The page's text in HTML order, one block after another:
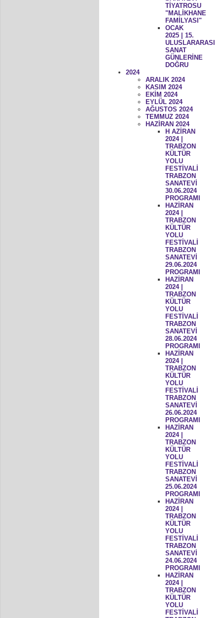
TİYATROSU
"MALİKHANE
FAMİLYASI"
OCAK
2025 | 15.
ULUSLARARASI
SANAT
GÜNLERİNE
DOĞRU
2024
ARALIK 2024
KASIM 2024
EKİM 2024
EYLÜL 2024
AĞUSTOS 2024
TEMMUZ 2024
HAZİRAN 2024
H AZİRAN
2024 |
TRABZON
KÜLTÜR
YOLU
FESTİVALİ
TRABZON
SANATEVİ
30.06.2024
PROGRAMI
HAZİRAN
2024 |
TRABZON
KÜLTÜR
YOLU
FESTİVALİ
TRABZON
SANATEVİ
29.06.2024
PROGRAMI
HAZİRAN
2024 |
TRABZON
KÜLTÜR
YOLU
FESTİVALİ
TRABZON
SANATEVİ
28.06.2024
PROGRAMI
HAZİRAN
2024 |
TRABZON
KÜLTÜR
YOLU
FESTİVALİ
TRABZON
SANATEVİ
26.06.2024
PROGRAMI
HAZİRAN
2024 |
TRABZON
KÜLTÜR
YOLU
FESTİVALİ
TRABZON
SANATEVİ
25.06.2024
PROGRAMI
HAZİRAN
2024 |
TRABZON
KÜLTÜR
YOLU
FESTİVALİ
TRABZON
SANATEVİ
24.06.2024
PROGRAMI
HAZİRAN
2024 |
TRABZON
KÜLTÜR
YOLU
FESTİVALİ